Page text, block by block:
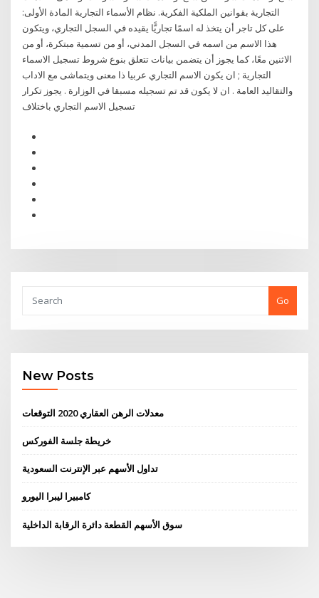
التجارية بقوانين الملكية الفكرية. نظام الأسماء التجارية المادة الأولى:
على كل تاجر أن يتخذ له اسمًا تجاريًّا يقيده في السجل التجاري، ويتكون
هذا الاسم من اسمه في السجل المدني، أو من تسمية مبتكرة، أو من
الاثنين معًا، كما يجوز أن يتضمن بيانات تتعلق بنوع شروط تسجيل الاسماء
التجارية ; ان يكون الاسم التجاري عربيا ذا معنى ويتماشى مع الاداب
والتقاليد العامة . ان لا يكون قد تم تسجيله مسبقا في الوزارة . يجوز تكرار
تسجيل الاسم التجاري باختلاف
Go
New Posts
معدلات الرهن العقاري 2020 التوقعات
خريطة جلسة الفوركس
تداول الأسهم عبر الإنترنت السعودية
كامبيرا ليبرا اليورو
سوق الأسهم القطعة دائرة الرقابة الداخلية